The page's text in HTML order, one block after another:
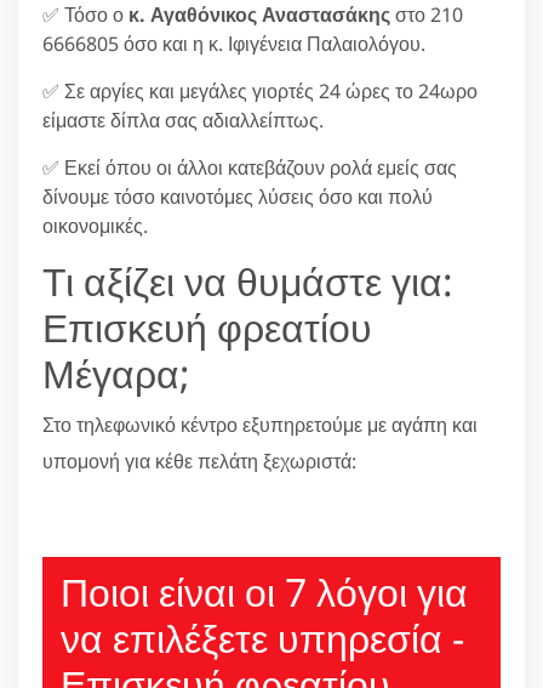
✅ Τόσο ο κ. Αγαθόνικος Αναστασάκηςστο 210
6666805 όσο και η κ. Ιφιγένεια Παλαιολόγου.
✅ Σε αργίες και μεγάλες γιορτές 24 ώρες το 24ωρο
είμαστε δίπλα σας αδιαλλείπτως.
✅ Εκεί όπου οι άλλοι κατεβάζουν ρολά εμείς σας
δίνουμε τόσο καινοτόμες λύσεις όσο και πολύ
οικονομικές.
Τι αξίζει να θυμάστε για:
Επισκευή φρεατίου
Μέγαρα;
Στο τηλεφωνικό κέντρο εξυπηρετούμε με αγάπη και
υπομονή για κέθε πελάτη ξεχωριστά:
Ποιοι είναι οι 7 λόγοι για
να επιλέξετε υπηρεσία -